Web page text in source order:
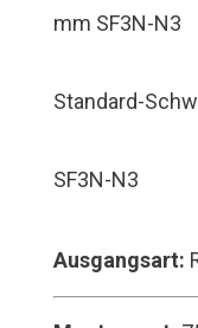
Standard-
SF3N-N3
Ausgangsart: